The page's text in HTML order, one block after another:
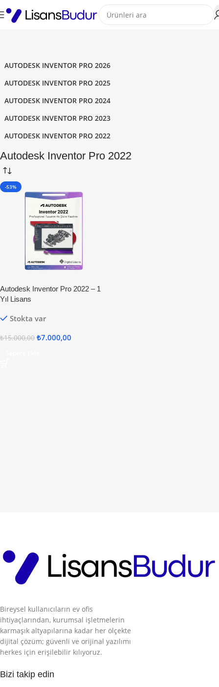
AUTODESK INVENTOR PRO 2026
AUTODESK INVENTOR PRO 2025
AUTODESK INVENTOR PRO 2024
AUTODESK INVENTOR PRO 2023
AUTODESK INVENTOR PRO 2022
Autodesk Inventor Pro 2022
-53%
Autodesk Inventor Pro 2022 – 1
Yıl Lisans
Stokta var
₺15.000,00 ₺7.000,00
Bireysel kullanıcıların ev ofis
ihtiyaçlarından, kurumsal işletmelerin
karmaşık altyapılarına kadar her ölçekte
dijital çözüm; güvenli ve orijinal yazılımı
herkes için erişilebilir kılıyoruz.
Bizi takip edin